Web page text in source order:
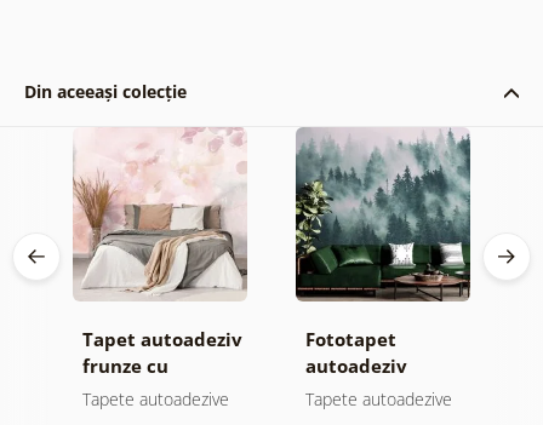
Din aceeași colecție
Tapet autoadeziv
frunze cu
atingere
Tapete autoadezive
Fototapet
autoadeziv
pădure în ceață
Tapete autoadezive